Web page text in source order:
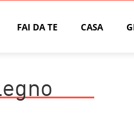
FAI DA TE CASA